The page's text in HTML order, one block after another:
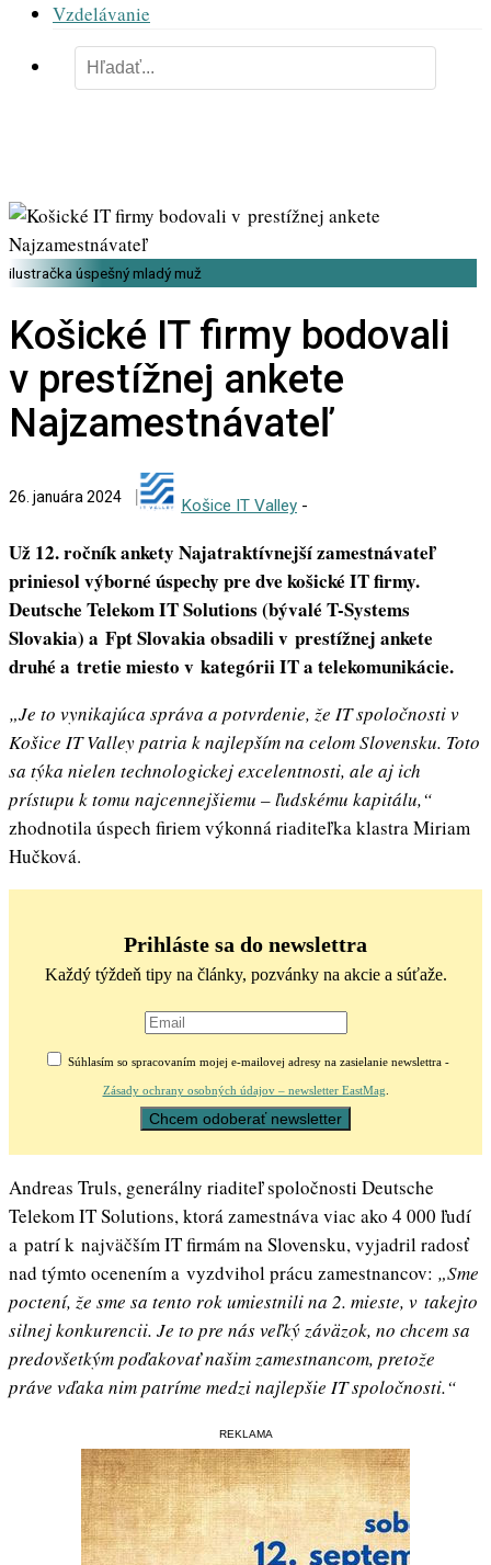
Vzdelávanie
ilustračka úspešný mladý muž
Košické IT firmy bodovali
v prestížnej ankete
Najzamestnávateľ
26. januára 2024 Košice IT Valley -
Už 12. ročník ankety Najatraktívnejší zamestnávateľ
priniesol výborné úspechy pre dve košické IT firmy.
Deutsche Telekom IT Solutions (bývalé T-Systems
Slovakia) a Fpt Slovakia obsadili v prestížnej ankete
druhé a tretie miesto v kategórii IT a telekomunikácie.
„Je to vynikajúca správa a potvrdenie, že IT spoločnosti v
Košice IT Valley patria k najlepším na celom Slovensku. Toto
sa týka nielen technologickej excelentnosti, ale aj ich
prístupu k tomu najcennejšiemu – ľudskému kapitálu,“
zhodnotila úspech firiem výkonná riaditeľka klastra Miriam
Hučková.
Prihláste sa do newslettra
Každý týždeň tipy na články, pozvánky na akcie a súťaže.
Súhlasím so spracovaním mojej e-mailovej adresy na zasielanie newslettra -
Zásady ochrany osobných údajov – newsletter EastMag
Andreas Truls, generálny riaditeľ spoločnosti Deutsche
Telekom IT Solutions, ktorá zamestnáva viac ako 4 000 ľudí
a patrí k najväčším IT firmám na Slovensku, vyjadril radosť
nad týmto ocenením a vyzdvihol prácu zamestnancov: „Sme
poctení, že sme sa tento rok umiestnili na 2. mieste, v takejto
silnej konkurencii. Je to pre nás veľký záväzok, no chcem sa
predovšetkým poďakovať našim zamestnancom, pretože
práve vďaka nim patríme medzi najlepšie IT spoločnosti.“
REKLAMA